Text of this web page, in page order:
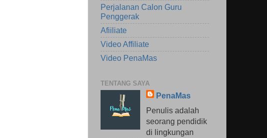
Perjalanan Calon Guru
Penggerak
Afiiliate
Video Affiliate
Video PenaMas
TENTANG SAYA
PenaMas
Penulis adalah
seorang pendidik
di lingkungan